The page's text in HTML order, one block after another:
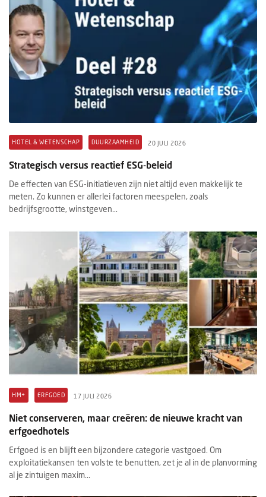
HOTEL & WETENSCHAP DUURZAAMHEID 20 JULI 2026
Strategisch versus reactief ESG-beleid
De effecten van ESG-initiatieven zijn niet altijd even makkelijk te
meten. Zo kunnen er allerlei factoren meespelen, zoals
bedrijfsgrootte, winstgeven...
HM+ ERFGOED 17 JULI 2026
Niet conserveren, maar creëren: de nieuwe kracht van
erfgoedhotels
Erfgoed is en blijft een bijzondere categorie vastgoed. Om
exploitatiekansen ten volste te benutten, zet je al in de planvorming
al je zintuigen maxim...